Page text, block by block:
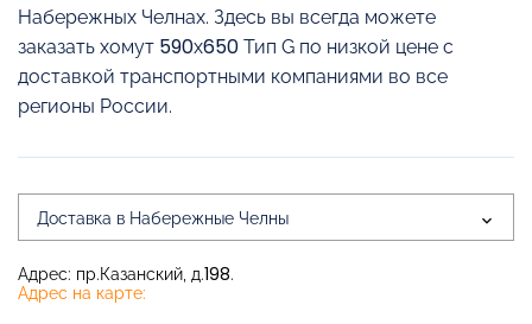
Набережных Челнах. Здесь вы всегда можете
заказать хомут 590х650 Тип G по низкой цене с
доставкой транспортными компаниями во все
регионы России.
Доставка в Набережные Челны
Адрес: пр.Казанский, д.198.
Адрес на карте: